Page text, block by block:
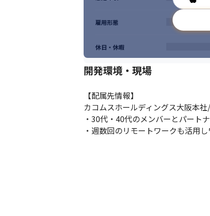
雇用形態
休日・休暇
開発環境・現場
【配属先情報】
カコムスホールディングス大阪本
・30代・40代のメンバーとパート
・週数回のリモートワークも活用